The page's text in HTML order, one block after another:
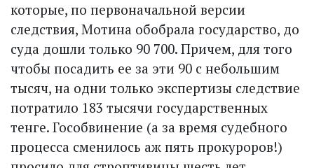
которые, по первоначальной версии
следствия, Мотина обобрала государство, до
суда дошли только 90 700. Причем, для того
чтобы посадить ее за эти 90 с небольшим
тысяч, на одни только экспертизы следствие
потратило 183 тысячи государственных
тенге. Гособвинение (а за время судебного
процесса сменилось аж пять прокуроров!)